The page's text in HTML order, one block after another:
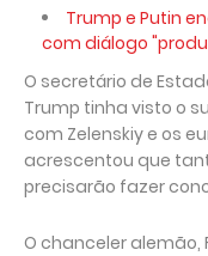
Trump e Putin
com diálogo
O secretário de
Trump tinha visto o
com Zelenskiy e os
acrescentou que
precisarão fazer
O chanceler alemão,